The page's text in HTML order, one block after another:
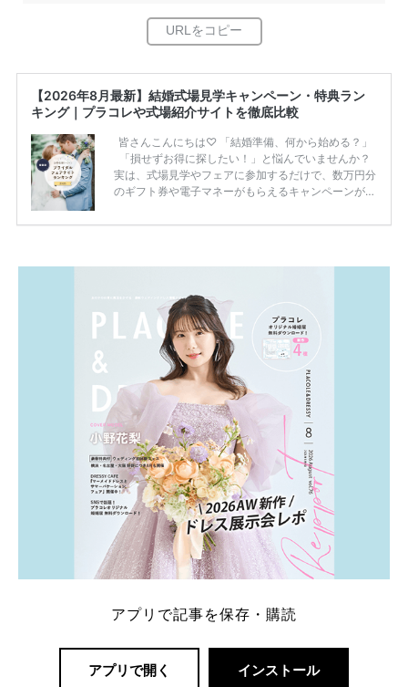
【2026年8月最新】結婚式場見学キャンペーン・特典ラン
キング｜プラコレや式場紹介サイトを徹底比較
皆さんこんにちは♡ 「結婚準備、何から始める？」
「損せずお得に探したい！」と悩んでいませんか？
実は、式場見学やフェアに参加するだけで、数万円分
のギフト券や電子マネーがもらえるキャンペーンがあ
ため、比較せずに選ぶと損をしてしまうことも……。
一番お得？」「プラコレの特典は？」といった疑問も
解決します。 まずは診断で候補を絞れる「ウェディ
ング診断」か、体験型 […]続きを読む
アプリで記事を保存・購読
アプリで開く インストール